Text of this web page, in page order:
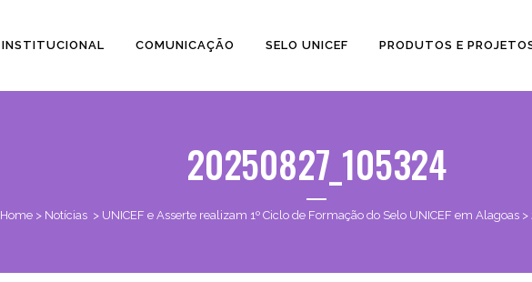
INSTITUCIONAL COMUNICAÇÃO SELO UNICEF PRODUTOS E
20250827_105324
Home> Notícias > UNICEF e Asserte realizam 1º Ciclo de Formação do Selo UNICEF em Alagoas>